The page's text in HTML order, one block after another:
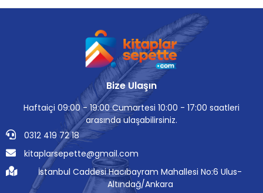
Bize Ulaşın
Haftaiçi 09:00 - 19:00 Cumartesi 10:00 - 17:00 saatleri
arasında ulaşabilirsiniz.
0312 419 72 18
kitaplarsepette@gmail.com
İstanbul Caddesi Hacıbayram Mahallesi No:6 Ulus-
Altındağ/Ankara